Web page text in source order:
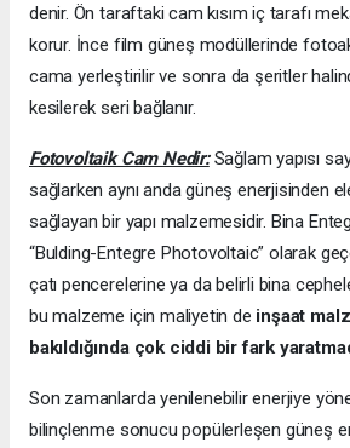
denir. Ön taraftaki cam kısım iç tarafı
korur. İnce film güneş modüllerinde
cama yerleştirilir ve sonra da şeritler
kesilerek seri bağlanır.
Fotovoltaik Cam Nedir:Sağlam yapısı
sağlarken aynı anda güneş enerjisinden
sağlayan bir yapı malzemesidir. Bina
“Bulding-Entegre Photovoltaic” olarak
çatı pencerelerine ya da belirli bina
bu malzeme için maliyetin de inşaat
bakıldığında çok ciddi bir fark
Son zamanlarda yenilenebilir enerjiye
bilinçlenme sonucu popülerleşen güneş